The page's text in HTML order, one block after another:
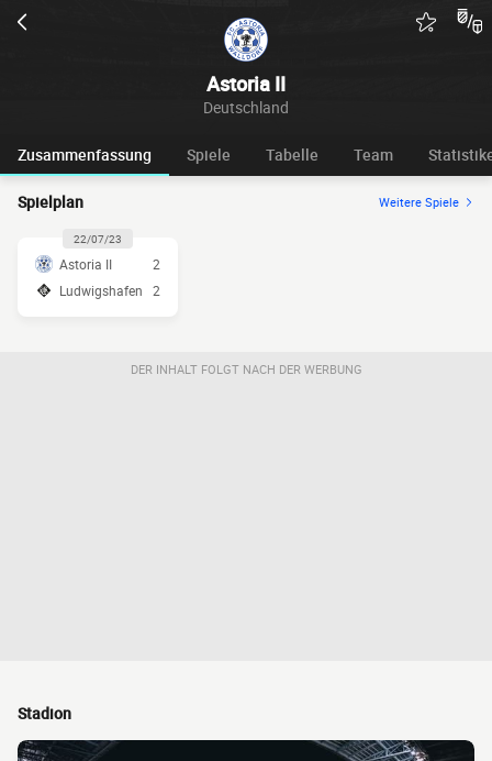
Astoria II
Deutschland
Zusammenfassung Spiele Tabelle Team
Spielplan Weitere Spiele
22/07/23
Astoria II
2
Ludwigshafen
2
DER INHALT FOLGT NACH DER WERBUNG
Stadion